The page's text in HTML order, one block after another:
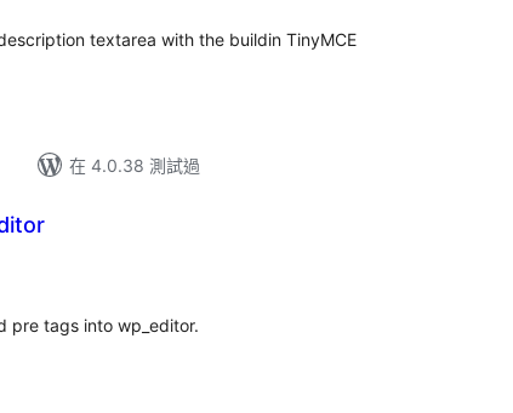
textarea with the buildin TinyMCE
在 4.0.38 測試過
pre tags into wp_editor.